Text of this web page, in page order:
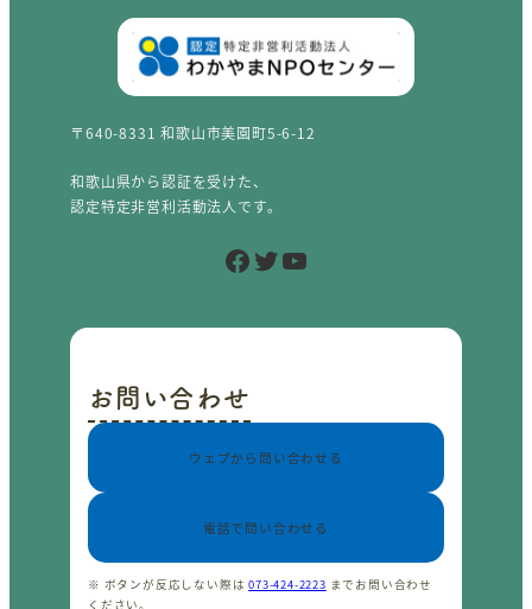
〒640-8331 和歌山市美園町5-6-12
和歌山県から認証を受けた、
認定特定非営利活動法人です。
Facebook Twitter YouTube
お問い合わせ
ウェブから問い合わせる
電話で問い合わせる
※ ボタンが反応しない際は073-424-2223 までお問い合わせ
ください。